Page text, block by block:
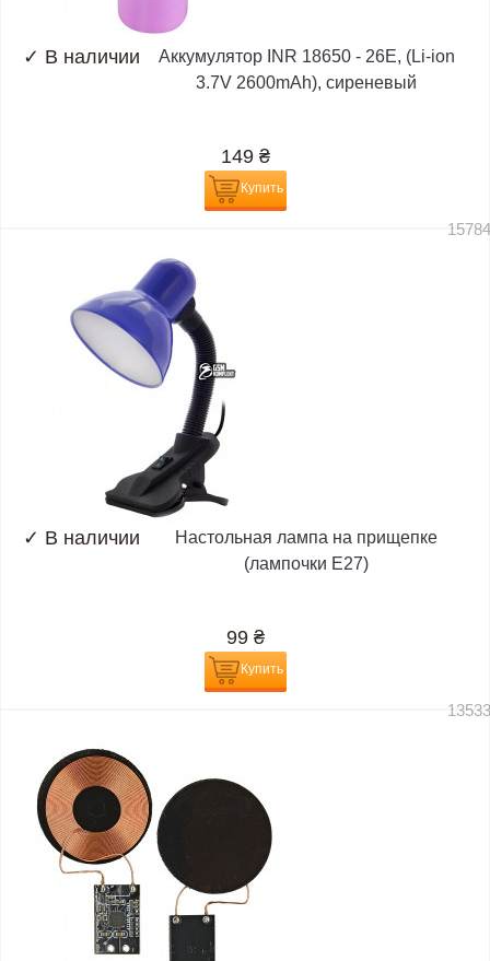
✓ В наличии
Аккумулятор INR 18650 - 26E, (Li-ion
3.7V 2600mAh), сиреневый
149 ₴
Купить
✓ В наличии
Настольная лампа на прищепке
(лампочки E27)
99 ₴
Купить